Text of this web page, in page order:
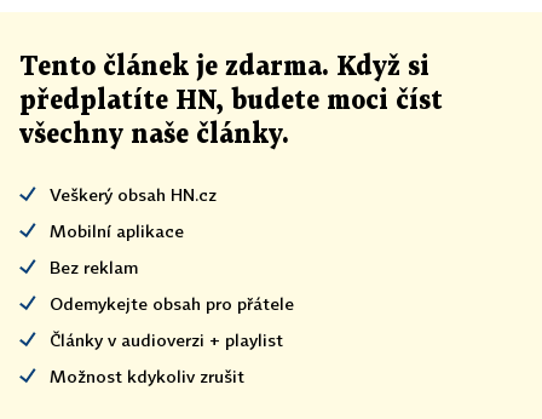
Tento článek je zdarma. Když si
předplatíte HN, budete moci číst
všechny naše články.
Veškerý obsah HN.cz
Mobilní aplikace
Bez reklam
Odemykejte obsah pro přátele
Články v audioverzi + playlist
Možnost kdykoliv zrušit